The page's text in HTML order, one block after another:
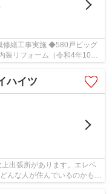
繕工事実施 ◆580戸ビッグ
リフォーム（令和4年10月
ハイツ
出張所があります。エレベ
んな人が住んでいるのかも中